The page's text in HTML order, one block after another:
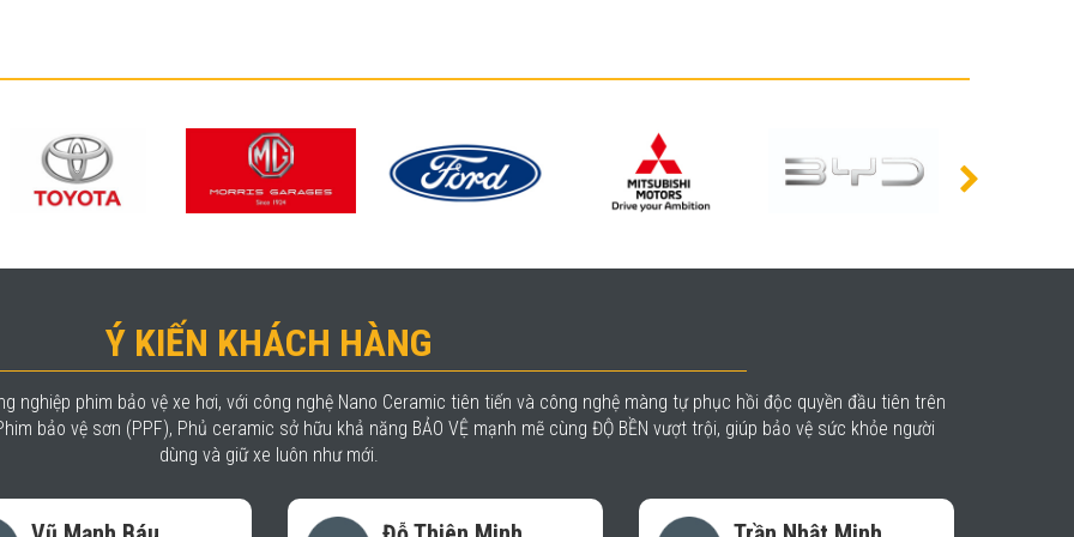
Ý KIẾN KHÁCH HÀNG
nghiệp phim bảo vệ xe hơi, với công nghệ Nano Ceramic tiên tiến và công nghệ màng tự phục hồi độc quyền đầu tiên trên
bảo vệ sơn (PPF), Phủ ceramic sở hữu khả năng BẢO VỆ mạnh mẽ cùng ĐỘ BỀN vượt trội, giúp bảo vệ sức khỏe người
dùng và giữ xe luôn như mới.